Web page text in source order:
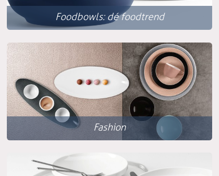
Foodbowls: dé foodtrend
Fashion